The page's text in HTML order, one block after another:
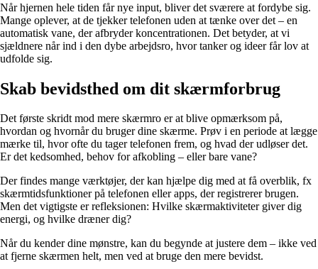
Når hjernen hele tiden får nye input, bliver det sværere at fordybe sig.
Mange oplever, at de tjekker telefonen uden at tænke over det – en
automatisk vane, der afbryder koncentrationen. Det betyder, at vi
sjældnere når ind i den dybe arbejdsro, hvor tanker og ideer får lov at
udfolde sig.
Skab bevidsthed om dit skærmforbrug
Det første skridt mod mere skærmro er at blive opmærksom på,
hvordan og hvornår du bruger dine skærme. Prøv i en periode at lægge
mærke til, hvor ofte du tager telefonen frem, og hvad der udløser det.
Er det kedsomhed, behov for afkobling – eller bare vane?
Der findes mange værktøjer, der kan hjælpe dig med at få overblik, fx
skærmtidsfunktioner på telefonen eller apps, der registrerer brugen.
Men det vigtigste er refleksionen: Hvilke skærmaktiviteter giver dig
energi, og hvilke dræner dig?
Når du kender dine mønstre, kan du begynde at justere dem – ikke ved
at fjerne skærmen helt, men ved at bruge den mere bevidst.